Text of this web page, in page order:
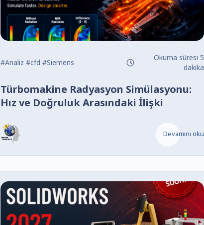
#Analiz #cfd #Siemens
Okuma süresi 5
dakika
Türbomakine Radyasyon Simülasyonu:
Hız ve Doğruluk Arasındaki İlişki
Devamını oku